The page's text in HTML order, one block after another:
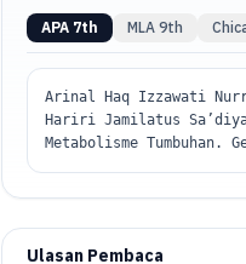
APA 7th MLA 9th
Arinal Haq Izzawati
Hariri Jamilatus
Metabolisme Tumbuhan.
Ulasan Pembaca